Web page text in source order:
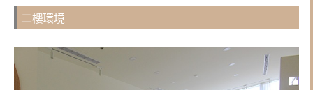
二樓環境